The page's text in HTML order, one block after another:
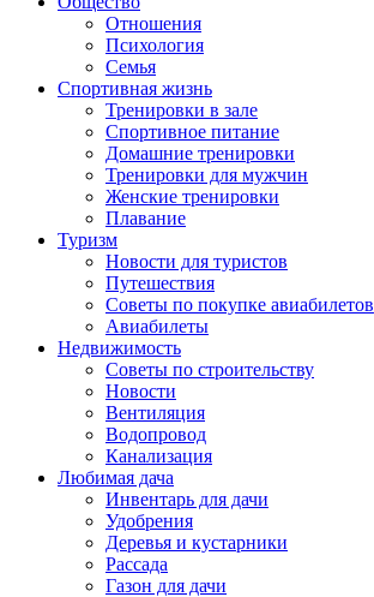
Отношения
Психология
Семья
Спортивная жизнь
Тренировки в зале
Спортивное питание
Домашние тренировки
Тренировки для мужчин
Женские тренировки
Плавание
Туризм
Новости для туристов
Путешествия
Советы по покупке авиабилетов
Авиабилеты
Недвижимость
Советы по строительству
Новости
Вентиляция
Водопровод
Канализация
Любимая дача
Инвентарь для дачи
Удобрения
Деревья и кустарники
Рассада
Газон для дачи